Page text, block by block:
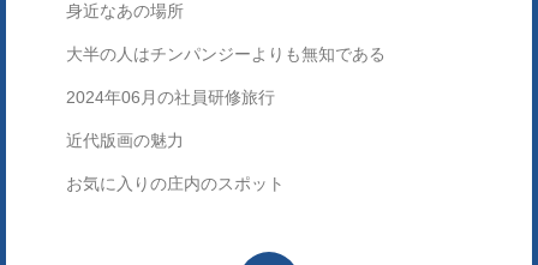
身近なあの場所
大半の人はチンパンジーよりも無知である
2024年06月の社員研修旅行
近代版画の魅力
お気に入りの庄内のスポット